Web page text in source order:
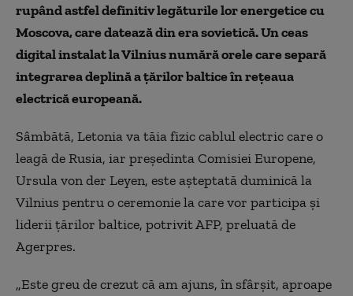
rupând astfel definitiv legăturile lor energetice cu
Moscova, care datează din era sovietică. Un ceas
digital instalat la Vilnius numără orele care separă
integrarea deplină a ţărilor baltice în reţeaua
electrică europeană.
Sâmbătă, Letonia va tăia fizic cablul electric care o
leagă de Rusia, iar preşedinta Comisiei Europene,
Ursula von der Leyen, este aşteptată duminică la
Vilnius pentru o ceremonie la care vor participa şi
liderii ţărilor baltice, potrivit AFP, preluată de
Agerpres.
„Este greu de crezut că am ajuns, în sfârşit, aproape